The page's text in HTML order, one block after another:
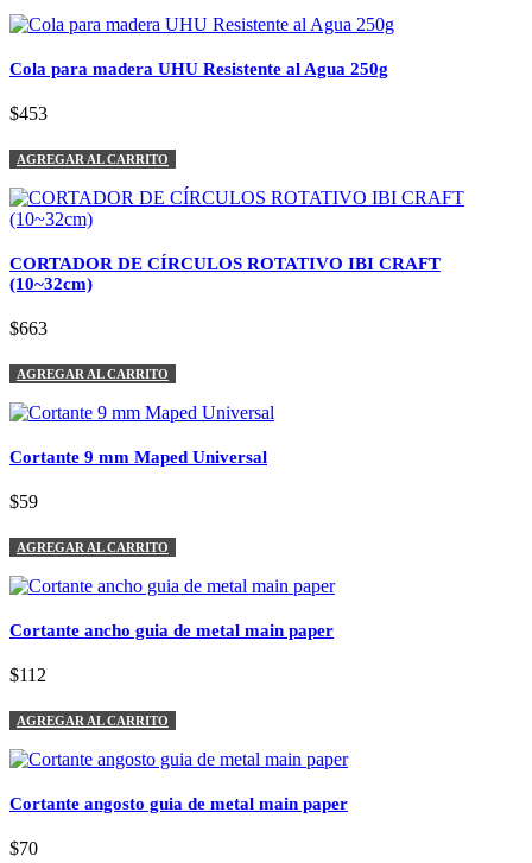
Cola para madera UHU Resistente al Agua 250g
$453
AGREGAR AL CARRITO
CORTADOR DE CÍRCULOS ROTATIVO IBI CRAFT
(10~32cm)
$663
AGREGAR AL CARRITO
Cortante 9 mm Maped Universal
$59
AGREGAR AL CARRITO
Cortante ancho guia de metal main paper
$112
AGREGAR AL CARRITO
Cortante angosto guia de metal main paper
$70